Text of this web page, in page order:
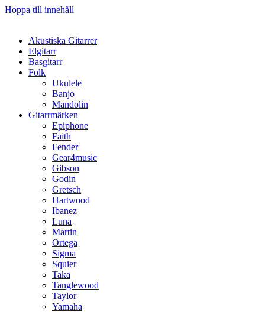
Hoppa till innehåll
Akustiska Gitarrer
Elgitarr
Basgitarr
Folk
Ukulele
Banjo
Mandolin
Gitarrmärken
Epiphone
Faith
Fender
Gear4music
Gibson
Godin
Gretsch
Hartwood
Ibanez
Luna
Martin
Ortega
Sigma
Squier
Taka
Tanglewood
Taylor
Yamaha